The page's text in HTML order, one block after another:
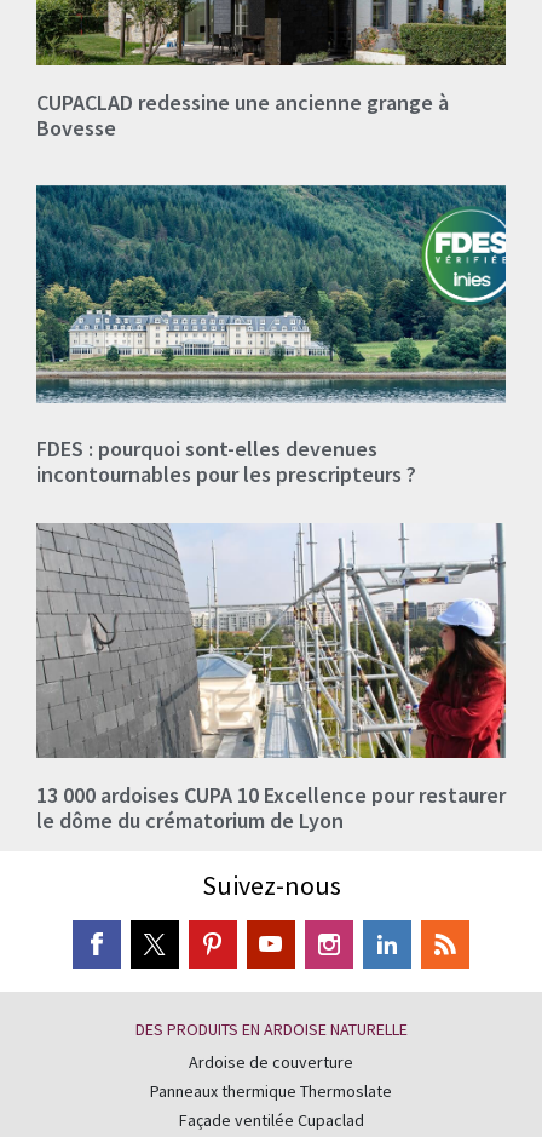
CUPACLAD redessine une ancienne grange à
Bovesse
FDES : pourquoi sont-elles devenues
incontournables pour les prescripteurs ?
13 000 ardoises CUPA 10 Excellence pour restaurer
le dôme du crématorium de Lyon
Suivez-nous
DES PRODUITS EN ARDOISE NATURELLE
Ardoise de couverture
Panneaux thermique Thermoslate
Façade ventilée Cupaclad